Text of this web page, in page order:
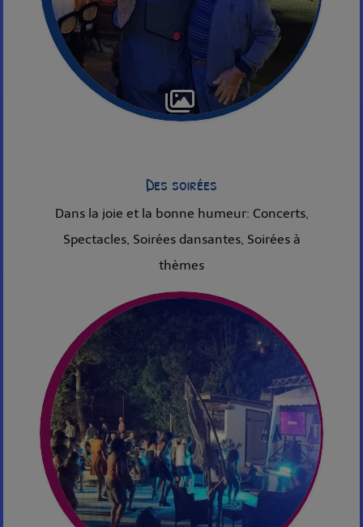
Des soirées
Dans la joie et la bonne humeur: Concerts,
Spectacles, Soirées dansantes, Soirées à
thèmes